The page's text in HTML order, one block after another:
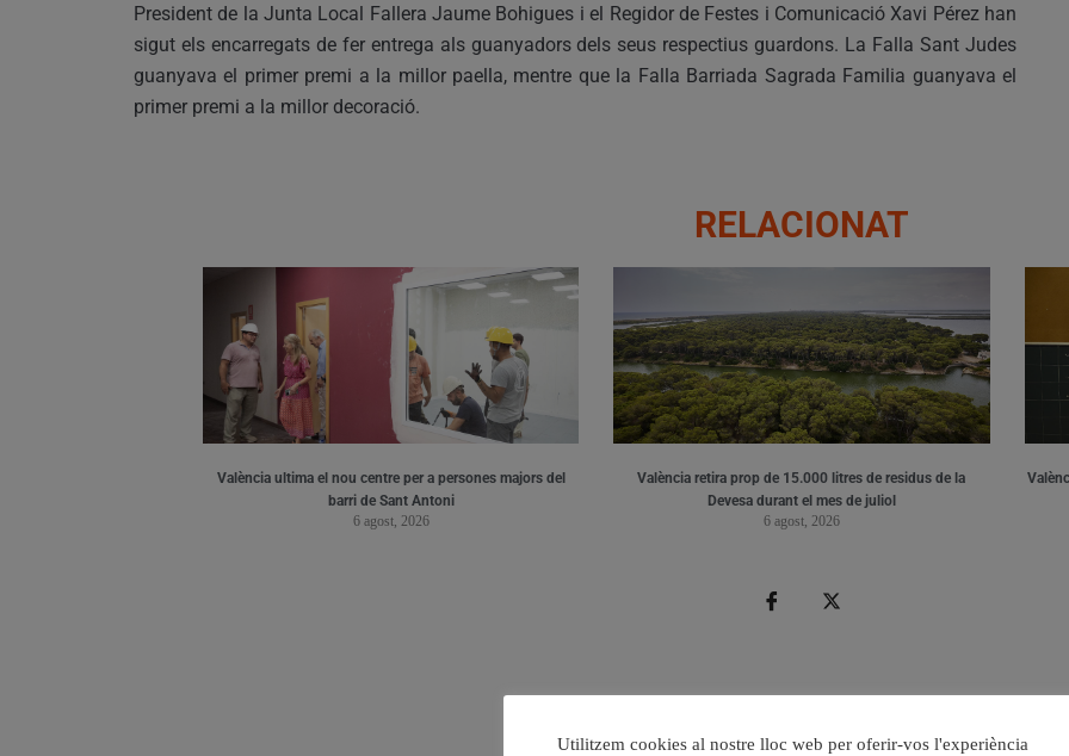
President de la Junta Local Fallera Jaume Bohigues i el Regidor de Festes i Comunicació Xavi Pérez han
sigut els encarregats de fer entrega als guanyadors dels seus respectius guardons. La Falla Sant Judes
guanyava el primer premi a la millor paella, mentre que la Falla Barriada Sagrada Familia guanyava el
primer premi a la millor decoració.
RELACIONAT
València ultima el nou centre per a persones majors del
barri de Sant Antoni
6 agost, 2026
València retira prop de 15.000 litres de residus de la
Devesa durant el mes de juliol
6 agost, 2026
Utilitzem cookies al nostre lloc web per oferir-vos l'experiència